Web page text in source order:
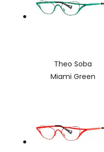
Theo Soba
Miami Green